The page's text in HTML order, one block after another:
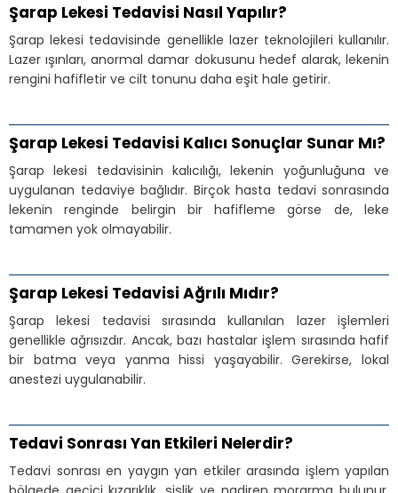
Şarap Lekesi Tedavisi Nasıl Yapılır?
Şarap lekesi tedavisinde genellikle lazer teknolojileri kullanılır.
Lazer ışınları, anormal damar dokusunu hedef alarak, lekenin
rengini hafifletir ve cilt tonunu daha eşit hale getirir.
Şarap Lekesi Tedavisi Kalıcı Sonuçlar Sunar Mı?
Şarap lekesi tedavisinin kalıcılığı, lekenin yoğunluğuna ve
uygulanan tedaviye bağlıdır. Birçok hasta tedavi sonrasında
lekenin renginde belirgin bir hafifleme görse de, leke
tamamen yok olmayabilir.
Şarap Lekesi Tedavisi Ağrılı Mıdır?
Şarap lekesi tedavisi sırasında kullanılan lazer işlemleri
genellikle ağrısızdır. Ancak, bazı hastalar işlem sırasında hafif
bir batma veya yanma hissi yaşayabilir. Gerekirse, lokal
anestezi uygulanabilir.
Tedavi Sonrası Yan Etkileri Nelerdir?
Tedavi sonrası en yaygın yan etkiler arasında işlem yapılan